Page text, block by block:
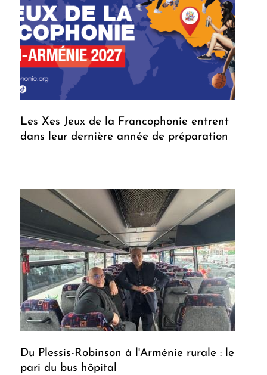
Les Xes Jeux de la Francophonie entrent
dans leur dernière année de préparation
Du Plessis-Robinson à l'Arménie rurale : le
pari du bus hôpital